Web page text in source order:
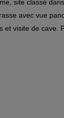
site classé
avec vue
et visite de cave.